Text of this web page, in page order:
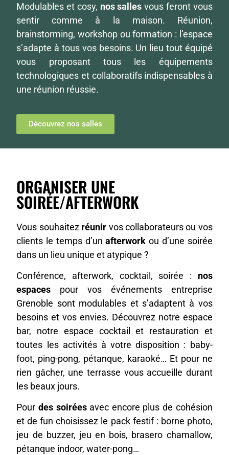
Modulables et cosy, nos salles vous feront vous
sentir comme à la maison. Réunion,
brainstorming, workshop ou formation : l’espace
s’adapte à tous vos besoins. Un lieu tout équipé
vous proposant tous les équipements
technologiques et collaboratifs indispensables à
une réunion réussie.
Découvrez nos salles
ORGANISER UNE
SOIRÉE/AFTERWORK
Vous souhaitez réunir vos collaborateurs ou vos
clients le temps d’unafterwork ou d’une soirée
dans un lieu unique et atypique ?
Conférence, afterwork, cocktail, soirée : nos
espaces pour vos événements entreprise
Grenoble sont modulables et s’adaptent à vos
besoins et vos envies. Découvrez notre espace
bar, notre espace cocktail et restauration et
toutes les activités à votre disposition : baby-
foot, ping-pong, pétanque, karaoké… Et pour ne
rien gâcher, une terrasse vous accueille durant
les beaux jours.
Pour des soiréesavec encore plus de cohésion
et de fun choisissez le pack festif : borne photo,
jeu de buzzer, jeu en bois, brasero chamallow,
pétanque indoor, water-pong…